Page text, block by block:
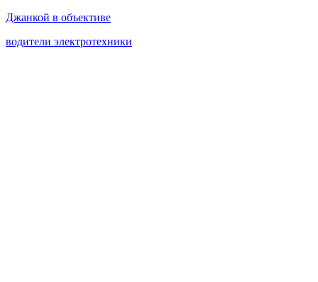
Джанкой в объективе
водители электротехники